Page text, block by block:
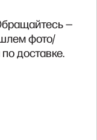
—
фото/
доставке.